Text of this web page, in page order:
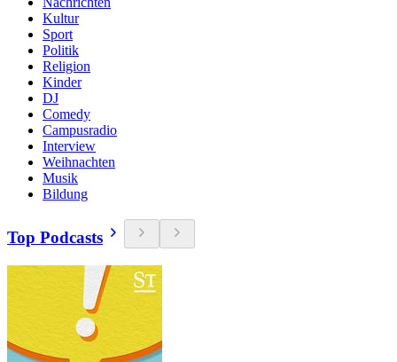
Kultur
Sport
Politik
Religion
Kinder
DJ
Comedy
Campusradio
Interview
Weihnachten
Musik
Bildung
Top Podcasts